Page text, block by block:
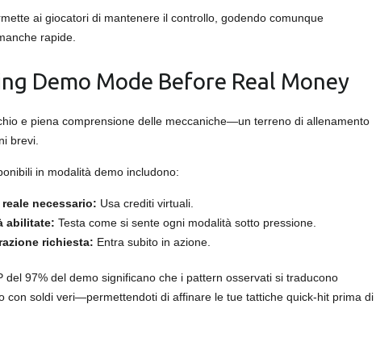
ai giocatori di mantenere il controllo, godendo comunque
rapide.
Demo Mode Before Real Money
e piena comprensione delle meccaniche—un terreno di allenamento
brevi.
in modalità demo includono:
necessario: Usa crediti virtuali.
abilitate: Testa come si sente ogni modalità sotto pressione.
richiesta: Entra subito in azione.
del 97% del demo significano che i pattern osservati si traducono
con soldi veri—permettendoti di affinare le tue tattiche quick‑hit prima di